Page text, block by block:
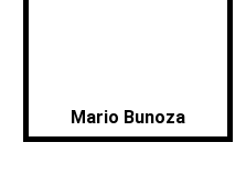
Mario Bunoza